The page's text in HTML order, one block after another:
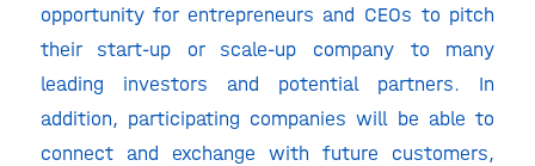
opportunity for entrepreneurs and CEOs to pitch
their start-up or scale-up company to many
leading investors and potential partners. In
addition, participating companies will be able to
connect and exchange with future customers,